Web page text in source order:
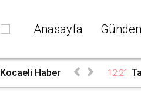
Anasayfa
Kocaeli Haber 12:21